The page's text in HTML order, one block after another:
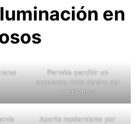
en
Permite percibir un
excelente vista dentro del
ambiente
Aporta modernismo por